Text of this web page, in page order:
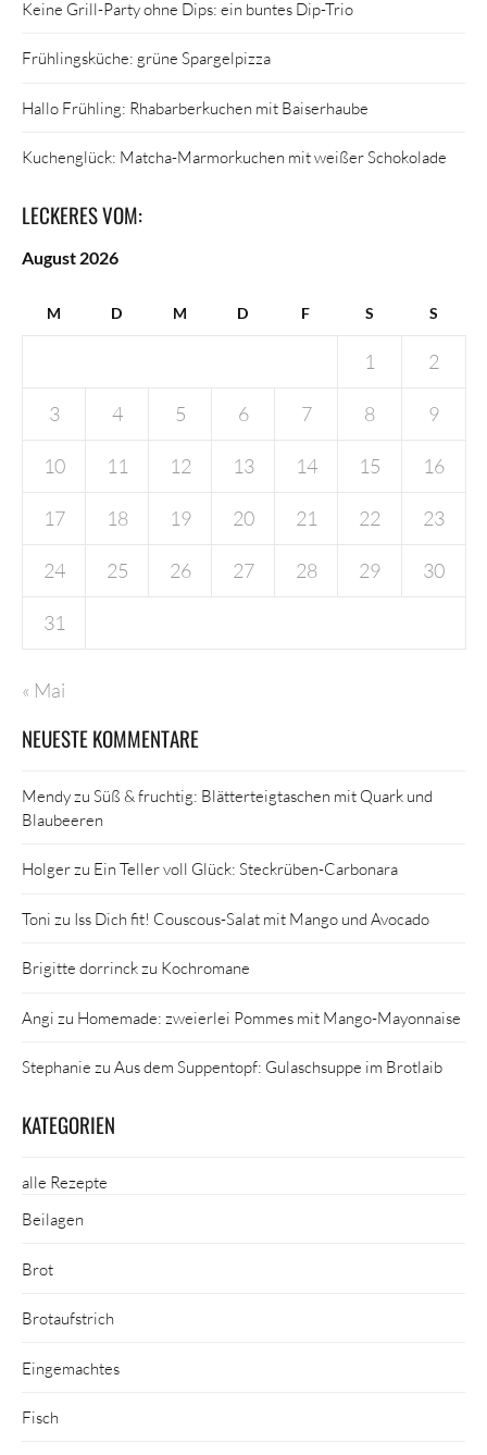
Keine Grill-Party ohne Dips: ein buntes Dip-Trio
Frühlingsküche: grüne Spargelpizza
Hallo Frühling: Rhabarberkuchen mit Baiserhaube
Kuchenglück: Matcha-Marmorkuchen mit weißer Schokolade
LECKERES VOM:
August 2026
M D M D F S S
1 2
3 4 5 6 7 8 9
10 11 12 13 14 15 16
17 18 19 20 21 22 23
24 25 26 27 28 29 30
31
« Mai
NEUESTE KOMMENTARE
Mendyzu Süß & fruchtig: Blätterteigtaschen mit Quark und
Blaubeeren
Holgerzu Ein Teller voll Glück: Steckrüben-Carbonara
Toni zu Iss Dich fit! Couscous-Salat mit Mango und Avocado
Brigitte dorrinckzu Kochromane
Angi zu Homemade: zweierlei Pommes mit Mango-Mayonnaise
Stephanie zu Aus dem Suppentopf: Gulaschsuppe im Brotlaib
KATEGORIEN
alle Rezepte
Beilagen
Brot
Brotaufstrich
Eingemachtes
Fisch